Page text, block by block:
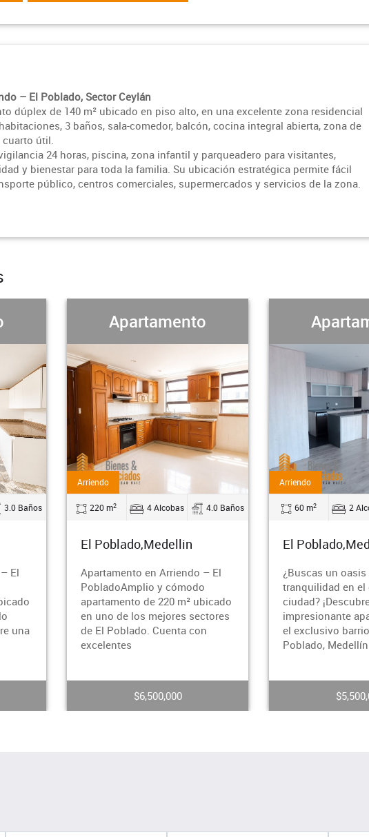
– El Poblado, Sector Ceylán
dúplex de 140 m² ubicado en piso alto, en una excelente zona residencial
3 baños, sala-comedor, balcón, cocina integral abierta, zona de
cuarto útil.
24 horas, piscina, zona infantil y parqueadero para visitantes,
y bienestar para toda la familia. Su ubicación estratégica permite fácil
público, centros comerciales, supermercados y servicios de la zona.
4 Alcobas 4.0 Baños
en Arriendo – El
y cómodo
de 220 m² ubicado
mejores sectores
Cuenta con
Apartamento
60 m2 2 Alcobas 2.0 Baños
El Poblado,Medellin
¿Buscas un oasis de
tranquilidad en el corazón de la
ciudad? ¡Descubre este
impresionante apartamento en
el exclusivo barrio de El
El
el